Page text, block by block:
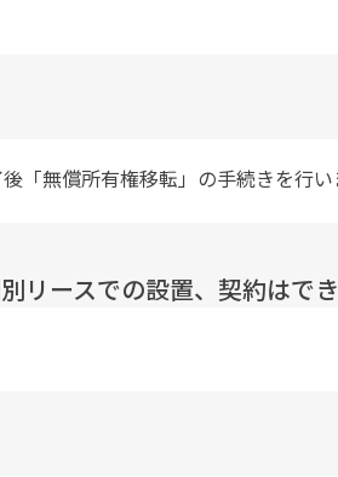
「無償所有権移転」の手続きを行い
リースでの設置、契約はで